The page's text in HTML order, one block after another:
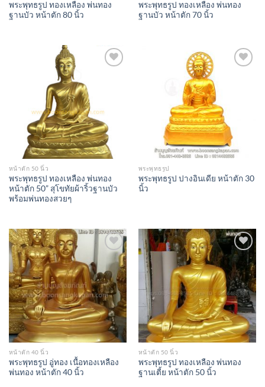
พระพุทธรูป ทองเหลือง พ่นทอง
ฐานบัว หน้าตัก 80 นิ้ว
พระพุทธรูป ทองเหลือง พ่นทอง
ฐานบัว หน้าตัก 70 นิ้ว
หน้าตัก 50 นิ้ว
พระพุทธรูป ทองเหลือง พ่นทอง
หน้าตัก 50” สุโขทัยผ้าริ้วฐานบัว
พร้อมพ่นทองสวยๆ
พระพุทธรูป
พระพุทธรูป ปางอินเดีย หน้าตัก 30
นิ้ว
Add to
Wishlist
หน้าตัก 40 นิ้ว
พระพุทธรูป อู่ทอง เนื้อทองเหลือง
พ่นทอง หน้าตัก 40 นิ้ว
Add to
Wishlist
หน้าตัก 50 นิ้ว
พระพุทธรูป ทองเหลือง พ่นทอง
ฐานเตี้ย หน้าตัก 50 นิ้ว